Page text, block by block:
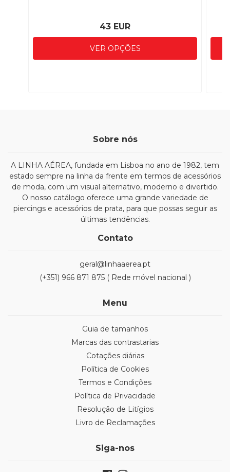
43 EUR
VER OPÇÕES
Sobre nós
A LINHA AÉREA, fundada em Lisboa no ano de 1982, tem
estado sempre na linha da frente em termos de acessórios
de moda, com um visual alternativo, moderno e divertido.
O nosso catálogo oferece uma grande variedade de
piercings e acessórios de prata, para que possas seguir as
últimas tendências.
Contato
geral@linhaaerea.pt
(+351) 966 871 875 ( Rede móvel nacional )
Menu
Guia de tamanhos
Marcas das contrastarias
Cotações diárias
Política de Cookies
Termos e Condições
Política de Privacidade
Resolução de Litígios
Livro de Reclamações
Siga-nos